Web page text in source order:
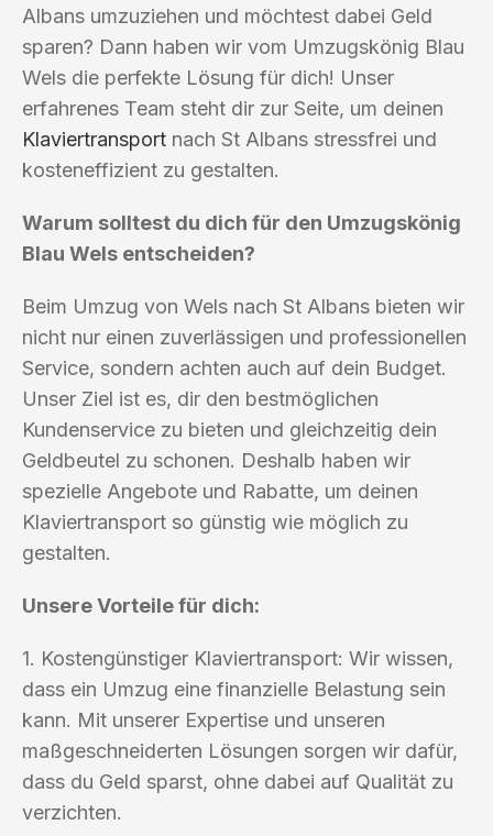
Albans umzuziehen und möchtest dabei Geld
sparen? Dann haben wir vom Umzugskönig Blau
Wels die perfekte Lösung für dich! Unser
erfahrenes Team steht dir zur Seite, um deinen
Klaviertransport nach St Albans stressfrei und
kosteneffizient zu gestalten.
Warum solltest du dich für den Umzugskönig
Blau Wels entscheiden?
Beim Umzug von Wels nach St Albans bieten wir
nicht nur einen zuverlässigen und professionellen
Service, sondern achten auch auf dein Budget.
Unser Ziel ist es, dir den bestmöglichen
Kundenservice zu bieten und gleichzeitig dein
Geldbeutel zu schonen. Deshalb haben wir
spezielle Angebote und Rabatte, um deinen
Klaviertransport so günstig wie möglich zu
gestalten.
Unsere Vorteile für dich:
1. Kostengünstiger Klaviertransport: Wir wissen,
dass ein Umzug eine finanzielle Belastung sein
kann. Mit unserer Expertise und unseren
maßgeschneiderten Lösungen sorgen wir dafür,
dass du Geld sparst, ohne dabei auf Qualität zu
verzichten.